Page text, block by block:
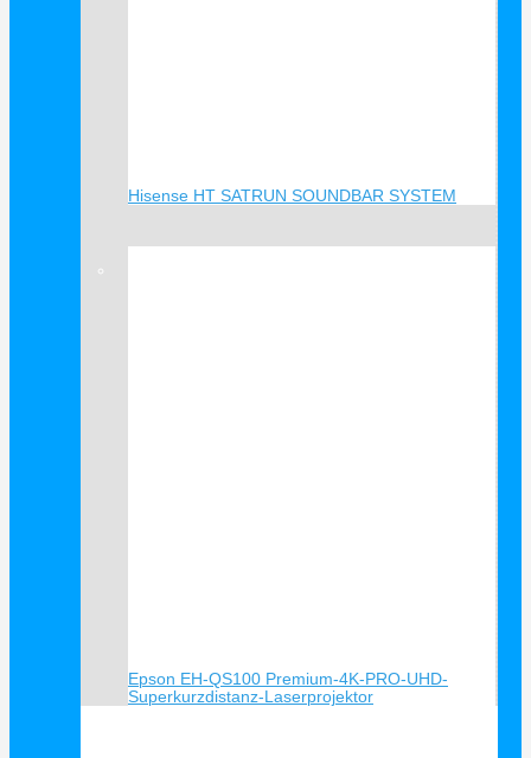
Hisense HT SATRUN SOUNDBAR SYSTEM
Epson EH-QS100 Premium-4K-PRO-UHD-
Superkurzdistanz-Laserprojektor